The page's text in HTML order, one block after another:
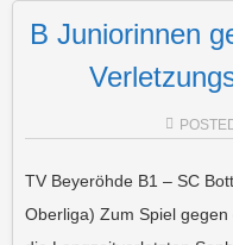
B Juniorinnen
TV Beyeröhde B1 – SC
Oberliga) Zum Spiel